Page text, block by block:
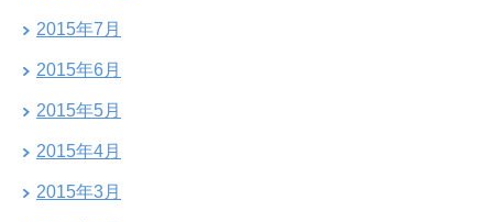
2015年7月
2015年6月
2015年5月
2015年4月
2015年3月